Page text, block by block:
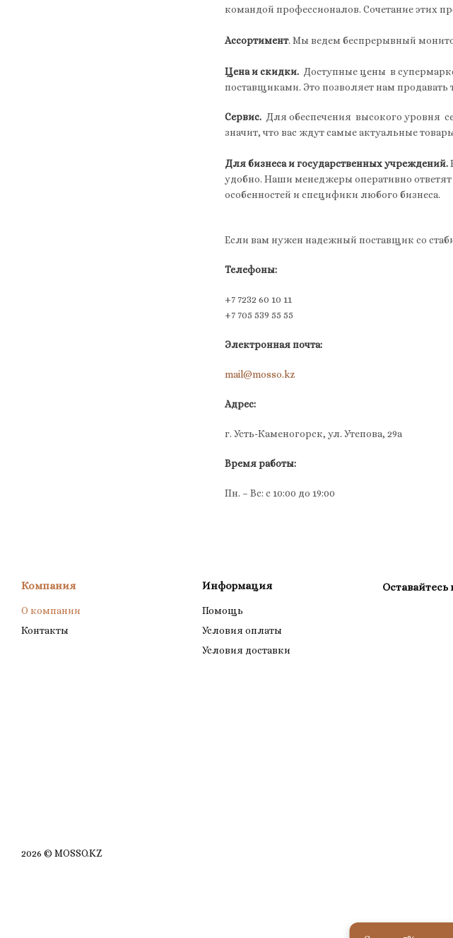
командой профессионалов. Сочетание этих
Ассортимент. Мы ведем беспрерывный
Цена и скидки. Доступные цены в
поставщиками. Это позволяет нам
Сервис. Для обеспечения высокого уровня
значит, что вас ждут самые актуальные
Для бизнеса и государственных учреждений.
удобно. Наши менеджеры оперативно
особенностей и специфики любого бизнеса.
Если вам нужен надежный поставщик со
Телефоны:
+7 7232 60 10 11
+7 705 539 55 55
Электронная почта:
mail@mosso.kz
Адрес:
г. Усть-Каменогорск, ул. Утепова, 29а
Время работы:
Пн. – Вс: с 10:00 до 19:00
Компания
О компании
Контакты
Информация
Помощь
Условия оплаты
Условия доставки
Оставайтесь
2026 © MOSSO.KZ